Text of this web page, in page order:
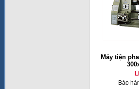
Máy tiện
Bảo